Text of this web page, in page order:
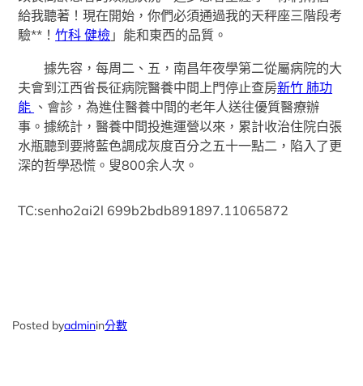
給我聽著！現在開始，你們必須通過我的天秤座三階段考
驗**！竹科 健檢 」能和東西的品質。
據先容，每周二、五，南昌年夜學第二從屬病院的大
夫會到江西省長征病院醫養中間上門停止查房新竹 肺功
能 、會診，為進住醫養中間的老年人送往優質醫療辦
事。據統計，醫養中間投進運營以來，累計收治住院白張
水瓶聽到要將藍色調成灰度百分之五十一點二，陷入了更
深的哲學恐慌。叟800余人次。
TC:senho2ai2l 699b2bdb891897.11065872
Posted byadminin分數